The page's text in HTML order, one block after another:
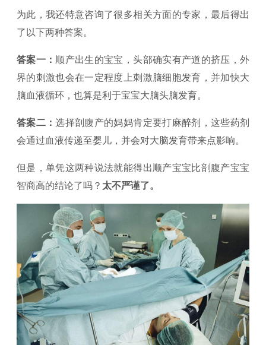
为此，我还特意咨询了很多相关方面的专家，最后得出
了以下两种答案。
答案一： 顺产出生的宝宝，头部确实有产道的挤压，外
界的刺激也会在一定程度上刺激脑细胞发育，并加快大
脑血液循环，也算是利于宝宝大脑头脑发育。
答案二：选择剖腹产的妈妈肯定要打麻醉剂，这些药剂
会通过血液传递至婴儿，并会对大脑发育带来点影响。
但是，单凭这两种说法就能得出顺产宝宝比剖腹产宝宝
智商高的结论了吗？ 太不严谨了。